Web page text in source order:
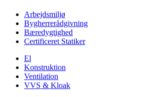
Arbejdsmiljø
Bygherrerådgivning
Bæredygtighed
Certificeret Statiker
El
Konstruktion
Ventilation
VVS & Kloak